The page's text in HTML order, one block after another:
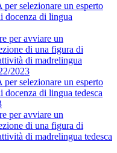
selezionare un esperto
docenza di lingua
per avviare un
di una figura di
di madrelingua
2023
selezionare un esperto
docenza di lingua tedesca
per avviare un
di una figura di
di madrelingua tedesca